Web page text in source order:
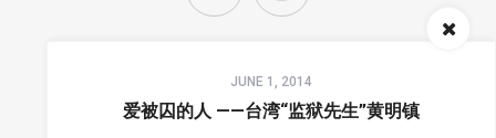
JUNE 1, 2014
爱被囚的人 ——台湾“监狱先生”黄明镇
TOP